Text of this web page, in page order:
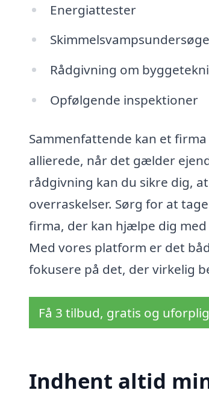
Energiattester
Rådgivning om
Opfølgende inspektioner
Sammenfattende kan et
allierede, når det gælder
rådgivning kan du sikre dig,
overraskelser. Sørg for at
firma, der kan hjælpe dig
Med vores platform er det
fokusere på det, der virkelig
Få 3 tilbud, gratis og
Indhent altid